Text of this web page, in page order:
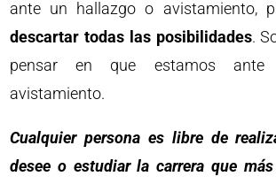
ante un hallazgo o avistamiento,
descartar todas las posibilidades.
pensar en que estamos ante
avistamiento.
Cualquier persona es libre de
desee o estudiar la carrera que